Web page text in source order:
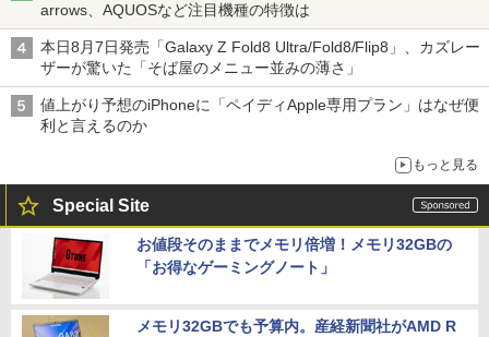
arrows、AQUOSなど注目機種の特徴は
本日8月7日発売「Galaxy Z Fold8 Ultra/Fold8/Flip8」、カズレー
ザーが驚いた「そば屋のメニュー並みの薄さ」
値上がり予想のiPhoneに「ペイディApple専用プラン」はなぜ便
利と言えるのか
もっと見る
Special Site
お値段そのままでメモリ倍増！メモリ32GBの
「お得なゲーミングノート」
メモリ32GBでも予算内。産経新聞社がAMD R